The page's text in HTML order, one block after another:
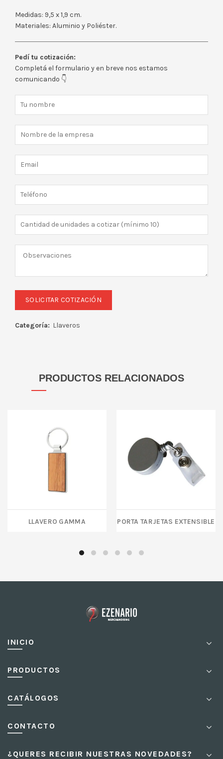
Medidas: 9,5 x 1,9 cm.
Materiales: Aluminio y Poliéster.
Pedí tu cotización:
Completá el formulario y en breve nos estamos
comunicando 👇
Categoría: Llaveros
PRODUCTOS RELACIONADOS
LLAVERO GAMMA Porta tarjetas extensible
INICIO
PRODUCTOS
CATÁLOGOS
CONTACTO
¿QUERES RECIBIR NUESTRAS NOVEDADES?